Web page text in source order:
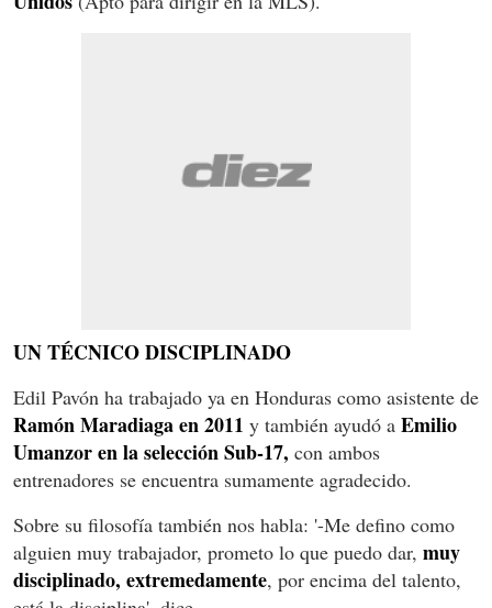
UN TÉCNICO DISCIPLINADO
Edil Pavón ha trabajado ya en Honduras como asistente de
Ramón Maradiaga en 2011 y también ayudó a Emilio
Umanzor en la selección Sub-17, con ambos
entrenadores se encuentra sumamente agradecido.
Sobre su filosofía también nos habla: '-Me defino como
alguien muy trabajador, prometo lo que puedo dar, muy
disciplinado, extremedamente, por encima del talento,